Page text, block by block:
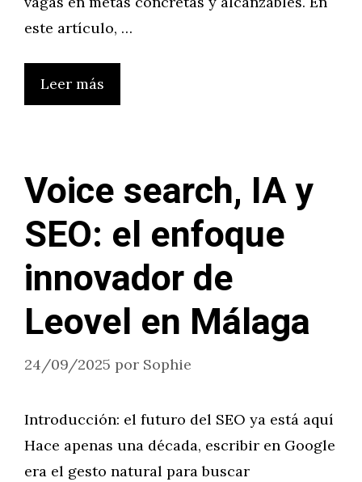
este artículo, …
Leer más
Voice search, IA y
SEO: el enfoque
innovador de
Leovel en Málaga
24/09/2025 por Sophie
Introducción: el futuro del SEO ya está aquí
Hace apenas una década, escribir en Google
era el gesto natural para buscar